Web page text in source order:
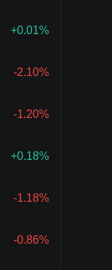
+0.01%
-2.10%
-1.20%
+0.18%
-1.18%
-0.86%